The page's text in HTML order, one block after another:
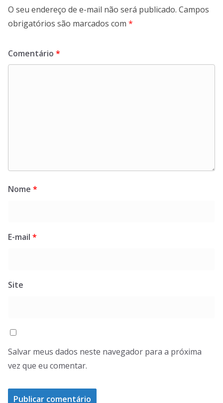
O seu endereço de e-mail não será publicado. Campos
obrigatórios são marcados com *
Comentário *
Nome *
E-mail *
Site
Salvar meus dados neste navegador para a próxima
vez que eu comentar.